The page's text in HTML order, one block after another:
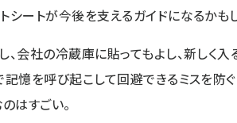
シートが今後を支えるガイドになるかも
、会社の冷蔵庫に貼ってもよし、新しく
記憶を呼び起こして回避できるミスを防
はすごい。